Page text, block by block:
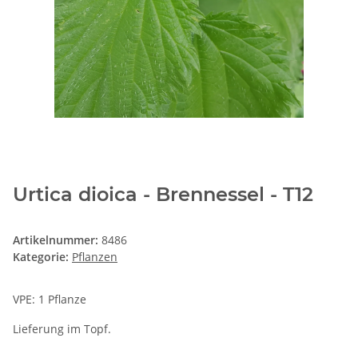
Urtica dioica - Brennessel - T12
Artikelnummer: 8486
Kategorie: Pflanzen
VPE: 1 Pflanze
Lieferung im Topf.